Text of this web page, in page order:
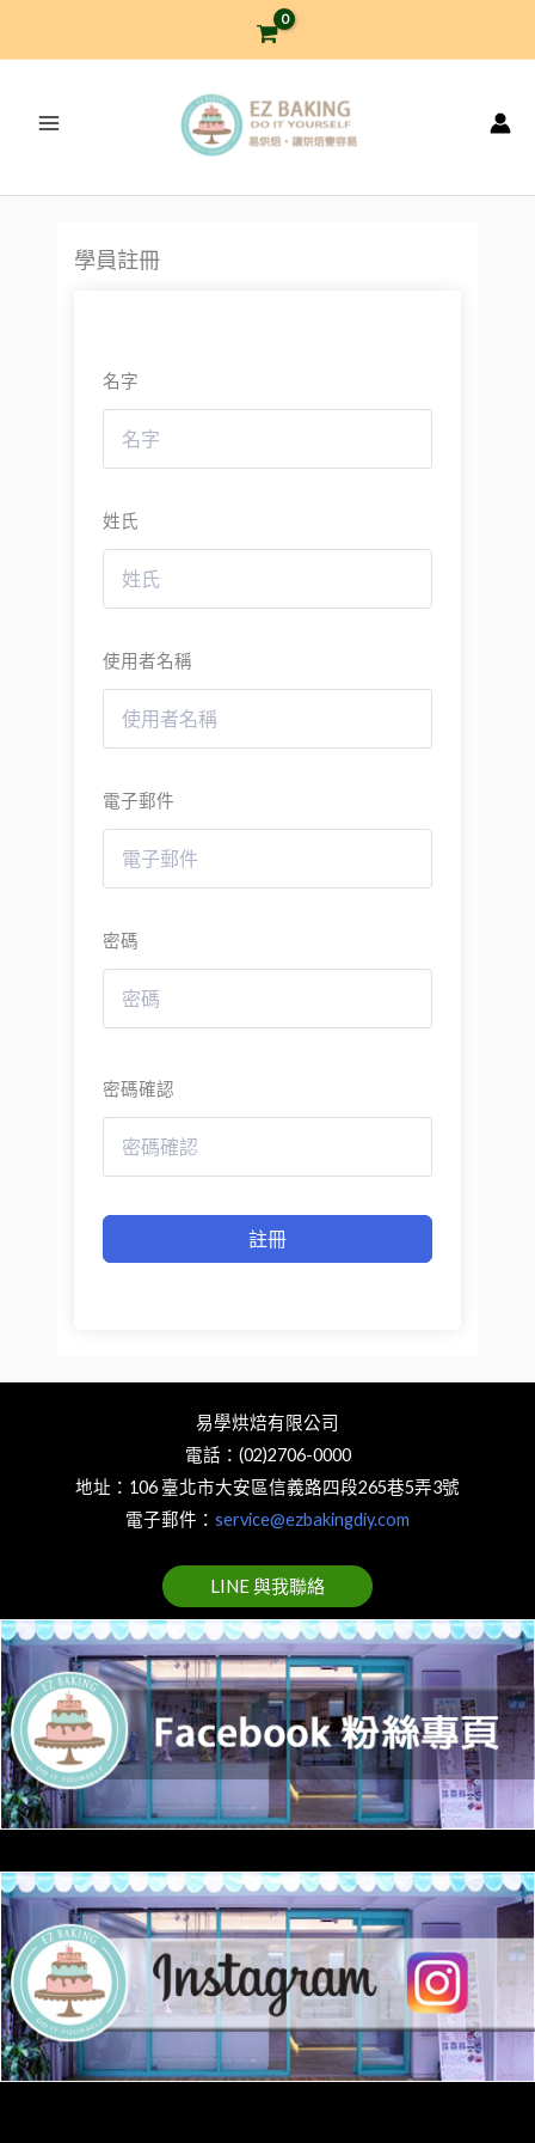
學員註冊
名字
姓氏
使用者名稱
電子郵件
密碼
密碼確認
註冊
易學烘焙有限公司
電話：(02)2706-0000
地址：106 臺北市大安區信義路四段265巷5弄3號
電子郵件： service@ezbakingdiy.com
LINE 與我聯絡